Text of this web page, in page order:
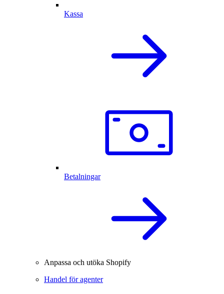
Kassa
Betalningar
Anpassa och utöka Shopify
Handel för agenter